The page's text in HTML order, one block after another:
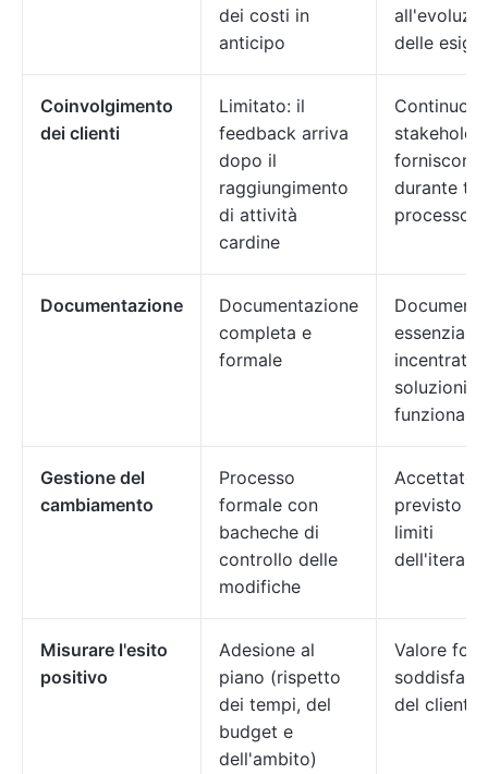
dei costi in
anticipo
delle
Coinvolgimento
dei clienti
Limitato: il
feedback arriva
dopo il
raggiungimento
di attività
cardine
Continuo:
forniscono
durante
processo
Documentazione
Documentazione
completa e
formale
essenziale
incentrata
soluzioni
funzionanti
Gestione del
cambiamento
Processo
formale con
bacheche di
controllo delle
modifiche
Accettato
previsto
limiti
Misurare l'esito
positivo
Adesione al
piano (rispetto
dei tempi, del
budget e
dell'ambito)
Valore
del cliente